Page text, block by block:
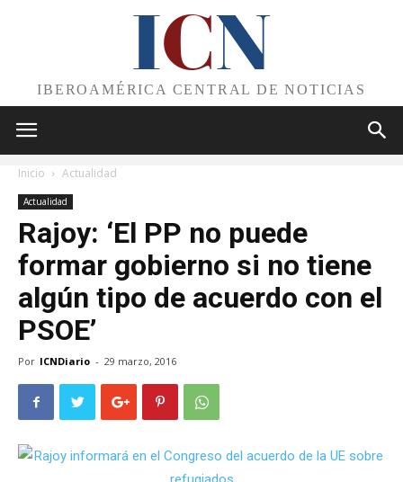
ICN
IBEROAMÉRICA CENTRAL DE NOTICIAS
Inicio Actualidad
Actualidad
Rajoy: ‘El PP no puede
formar gobierno si no tiene
algún tipo de acuerdo con el
PSOE’
Por ICNDiario - 29 marzo, 2016